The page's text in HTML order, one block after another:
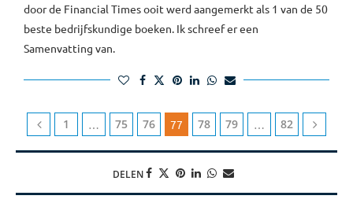
door de Financial Times ooit werd aangemerkt als 1 van de 50
beste bedrijfskundige boeken. Ik schreef er een
Samenvatting van.
1 75 76 77 78 79 82
DELEN